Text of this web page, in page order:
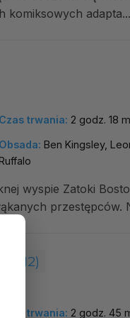
komiksowych adapta...
Czas trwania: 2 godz. 18
Obsada: Ben Kingsley,
wyspie Zatoki
przestępców.
(2012)
Czas trwania: 2 godz. 45